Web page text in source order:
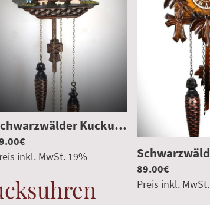
|HE412QMCV
Schwarzwälder Kuckucksuhr Schwarzwaldhaus
inkl. MwSt. 19%
89.00€
Preis inkl. MwSt.